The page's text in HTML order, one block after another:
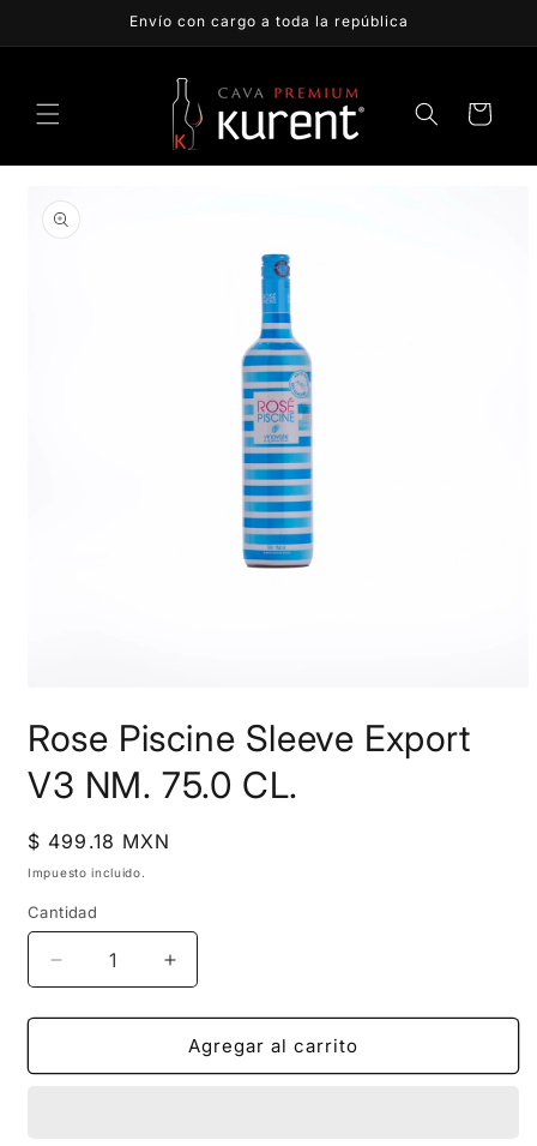
directamente
al contenido
Envío con cargo a toda la república
Carrito
Ir
información
multimedia
1
en
una
ventana
Rose Piscine Sleeve Export
V3 NM. 75.0 CL.
Precio
habitual
$ 499.18 MXN
Impuesto incluido.
Cantidad
Reducir
cantidad
para
Piscine
Aumentar
cantidad
para
Rose
Piscine
Agregar al carrito